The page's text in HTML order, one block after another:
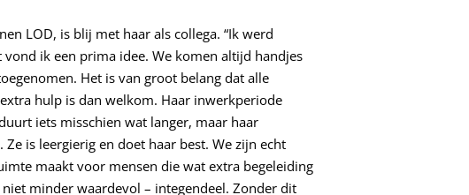
LOD, is blij met haar als collega. “Ik werd
ik een prima idee. We komen altijd handjes
Het is van groot belang dat alle
hulp is dan welkom. Haar inwerkperiode
iets misschien wat langer, maar haar
is leergierig en doet haar best. We zijn echt
maakt voor mensen die wat extra begeleiding
minder waardevol – integendeel. Zonder dit